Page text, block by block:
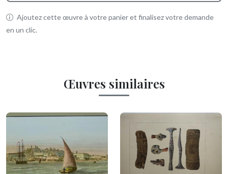
Ajoutez cette œuvre à votre panier et finalisez votre demande
en un clic.
Œuvres similaires